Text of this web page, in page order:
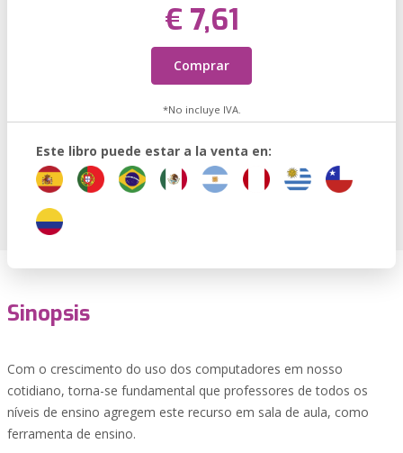
€ 7,61
Comprar
*No incluye IVA.
Este libro puede estar a la venta en:
Sinopsis
Com o crescimento do uso dos computadores em nosso
cotidiano, torna-se fundamental que professores de todos os
níveis de ensino agregem este recurso em sala de aula, como
ferramenta de ensino.